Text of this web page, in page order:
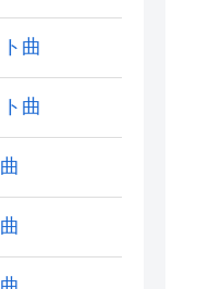
曲
曲